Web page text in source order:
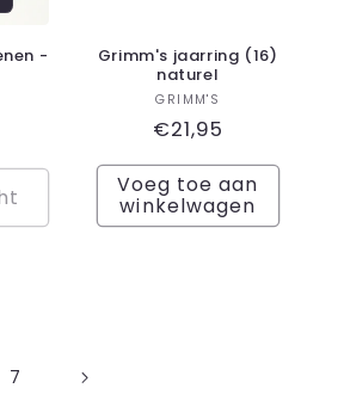
-
Grimm's jaarring (16)
naturel
Verkoper:
GRIMM'S
Normale
prijs
€21,95
Voeg toe aan
winkelwagen
7